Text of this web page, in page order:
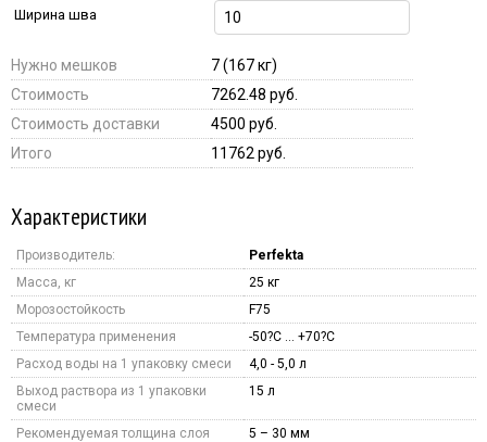
Ширина шва
Нужно мешков 7(167 кг)
Стоимость
7262.48 руб.
Стоимость доставки
4500 руб.
Итого
11762 руб.
Характеристики
Производитель:
Perfekta
Масса, кг
25 кг
Морозостойкость
F75
Температура применения
-50?С … +70?С
Расход воды на 1 упаковку смеси
4,0 - 5,0 л
Выход раствора из 1 упаковки
смеси
15 л
Рекомендуемая толщина слоя
5 – 30 мм